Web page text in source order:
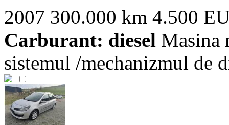
2007 300.000 km 4.500
Carburant: diesel Masina
sistemul /mechanizmul de